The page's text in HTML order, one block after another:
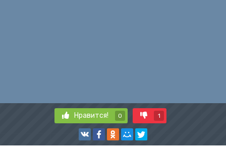
Нравится! 0 1